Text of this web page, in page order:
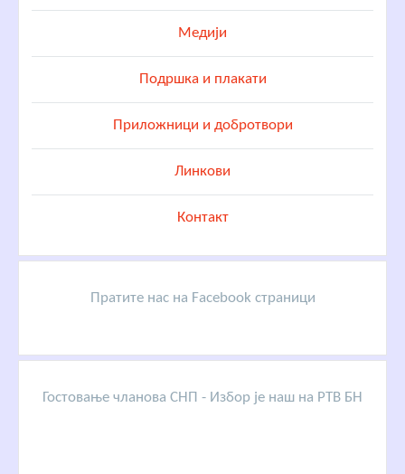
Медији
Подршка и плакати
Приложници и добротвори
Линкови
Контакт
Пратите нас на Facebook страници
Гостовање чланова СНП - Избор је наш на РТВ БН